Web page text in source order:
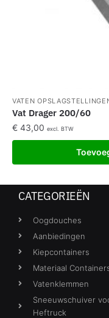
VATEN
Vat Drager 200/60
€ 43,00 excl. BTW
CATEGORIEËN
Oogdouches
Aanbiedingen
Kiepcontainers
Materiaal
Vatenklemmen
Sneeuwschuiver
Heftruck